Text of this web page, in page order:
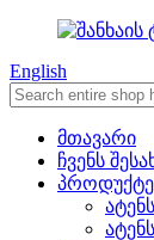
English
მთავარი
ჩვენს